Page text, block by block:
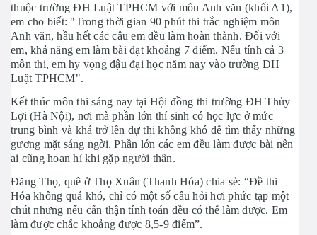
thuộc trường ĐH Luật TPHCM với môn Anh văn (khối A1),
em cho biết: "Trong thời gian 90 phút thi trắc nghiệm môn
Anh văn, hầu hết các câu em đều làm hoàn thành. Đối với
em, khả năng em làm bài đạt khoảng 7 điểm. Nếu tính cả 3
môn thi, em hy vọng đậu đại học năm nay vào trường ĐH
Luật TPHCM".
Kết thúc môn thi sáng nay tại Hội đồng thi trường ĐH Thủy
Lợi (Hà Nội), nơi mà phần lớn thí sinh có học lực ở mức
trung bình và khá trở lên dự thi không khó để tìm thấy những
gương mặt sáng ngời. Phần lớn các em đều làm được bài nên
ai cũng hoan hỉ khi gặp người thân.
Đăng Thọ, quê ở Thọ Xuân (Thanh Hóa) chia sẻ: “Đề thi
Hóa không quá khó, chỉ có một số câu hỏi hơi phức tạp một
chút nhưng nếu cẩn thận tính toán đều có thể làm được. Em
làm được chắc khoảng được 8,5-9 điểm”.